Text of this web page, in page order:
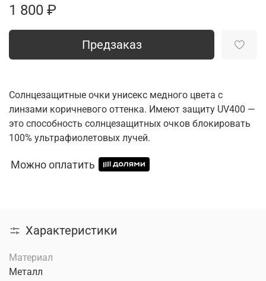
1 800 ₽
Предзаказ
Солнцезащитные очки унисекс медного цвета с
линзами коричневого оттенка. Имеют защиту UV400 —
это способность солнцезащитных очков блокировать
100% ультрафиолетовых лучей.
Можно оплатить
Характеристики
Материал
Металл